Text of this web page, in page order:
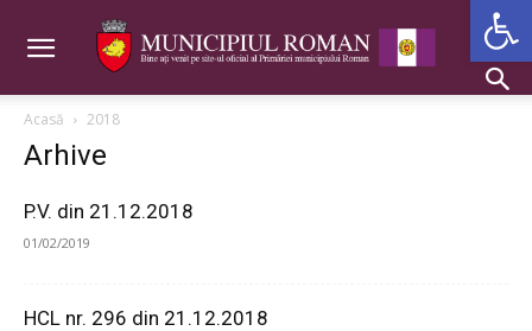
Acasă 2018
Arhive
P.V. din 21.12.2018
01/02/2019
HCL nr. 296 din 21.12.2018